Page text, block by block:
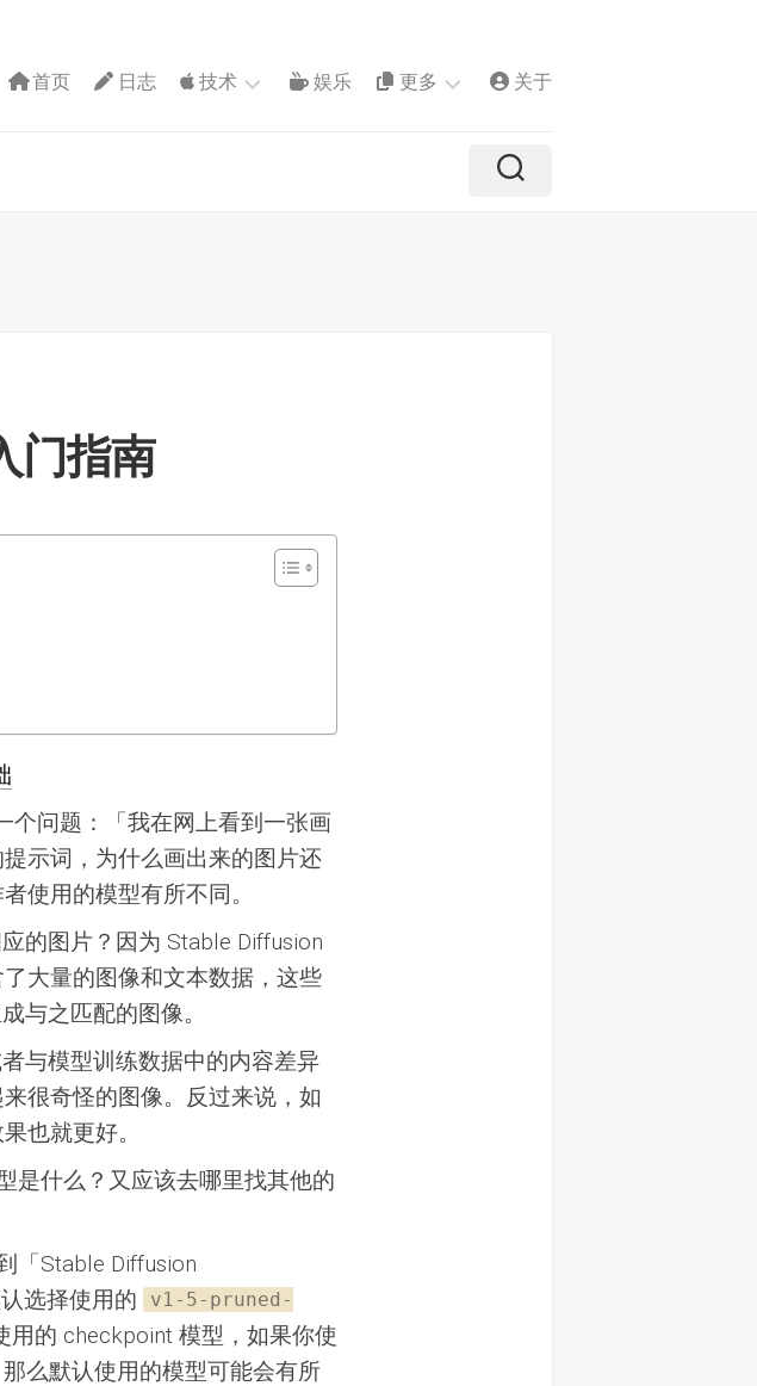
首页 日志 技术 娱乐 更多 关于
门指南
个问题：「我在网上看到一张画
示词，为什么画出来的图片还
使用的模型有所不同。
的图片？因为 Stable Diffusion
大量的图像和文本数据，这些
与之匹配的图像。
与模型训练数据中的内容差异
很奇怪的图像。反过来说，如
也就更好。
是什么？又应该去哪里找其他的
「Stable Diffusion
选择使用的
v1-5-pruned-
用的 checkpoint 模型，如果你使
么默认使用的模型可能会有所